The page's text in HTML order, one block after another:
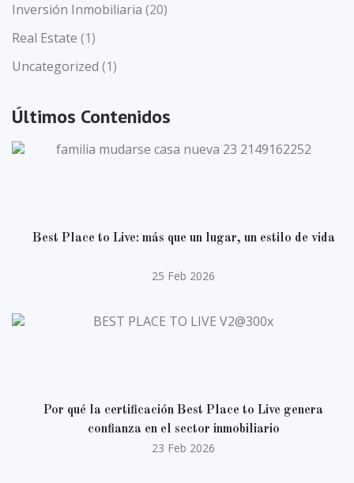
Inversión Inmobiliaria (20)
Real Estate (1)
Uncategorized (1)
Últimos Contenidos
Best Place to Live: más que un lugar, un estilo de vida
25 Feb 2026
Por qué la certificación Best Place to Live genera
confianza en el sector inmobiliario
23 Feb 2026